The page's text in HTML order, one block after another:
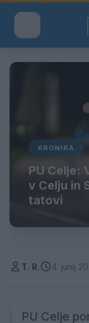
KRONIKA
PU Celje:
v Celju in
tatovi
T. R. 4. junij
PU Celje